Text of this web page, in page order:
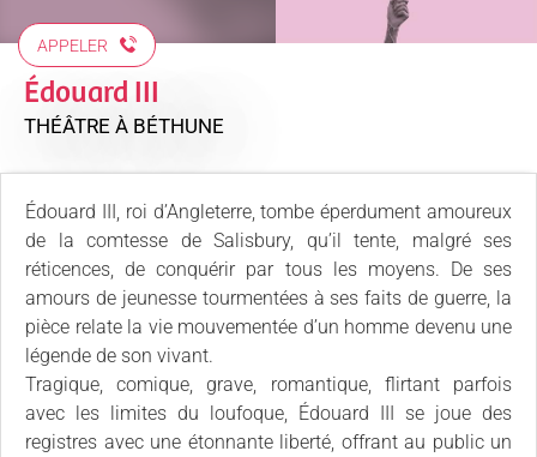
APPELER
Édouard III
THÉÂTRE À BÉTHUNE
Édouard III, roi d’Angleterre, tombe éperdument amoureux
de la comtesse de Salisbury, qu’il tente, malgré ses
réticences, de conquérir par tous les moyens. De ses
amours de jeunesse tourmentées à ses faits de guerre, la
pièce relate la vie mouvementée d’un homme devenu une
légende de son vivant.
Tragique, comique, grave, romantique, flirtant parfois
avec les limites du loufoque, Édouard III se joue des
registres avec une étonnante liberté, offrant au public un